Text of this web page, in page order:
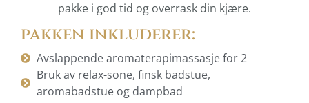
pakke i god tid og overrask din kjære.
pakken inkluderer:
Avslappende aromaterapimassasje for 2
Bruk av relax-sone, finsk badstue,
aromabadstue og dampbad